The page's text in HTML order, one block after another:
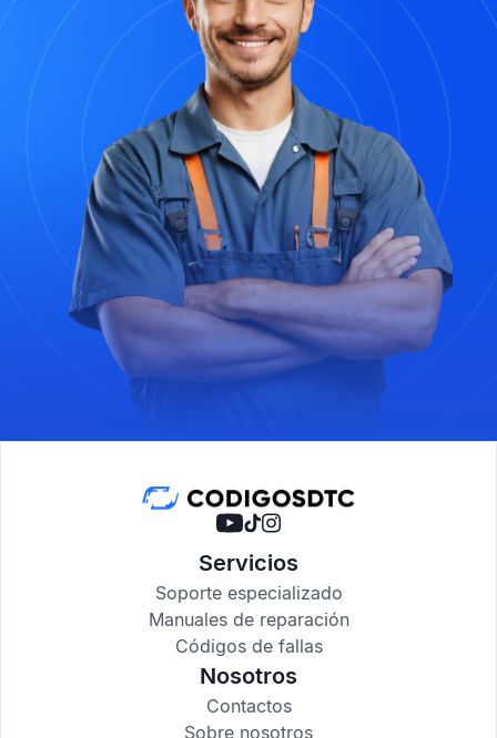
Servicios
Soporte especializado
Manuales de reparación
Códigos de fallas
Nosotros
Contactos
Sobre nosotros